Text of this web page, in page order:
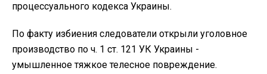
процессуального кодекса Украины.
По факту избиения следователи открыли уголовное
производство по ч. 1 ст. 121 УК Украины -
умышленное тяжкое телесное повреждение.